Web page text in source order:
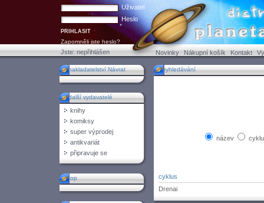
Uživatel
Heslo
Zapomněli jste heslo?
Jste:nepřihlášen Novinky Nákupní košík Kontakt
nakladatelství Návrat
další vydavatelé
knihy
komiksy
super výprodej
antikvariát
připravuje se
top
vyhledávání
název
cyklus
Drenai